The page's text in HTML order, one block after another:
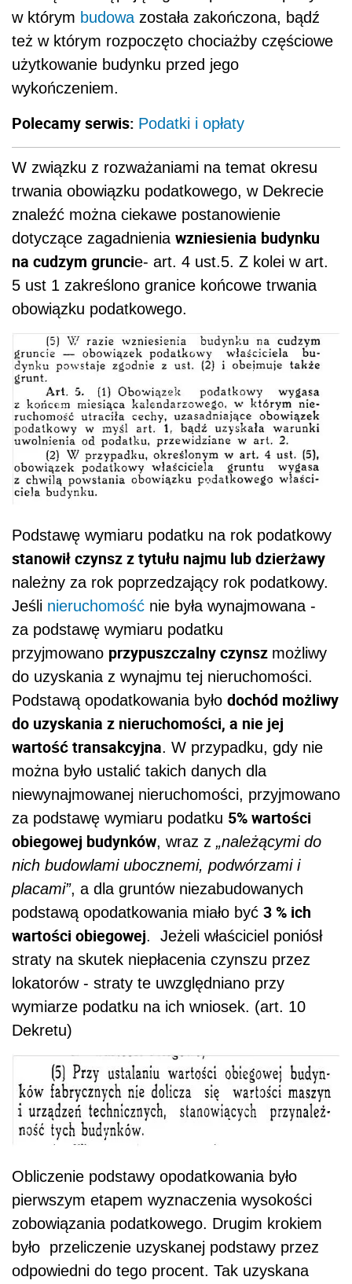
w którym budowa została zakończona, bądź
też w którym rozpoczęto chociażby częściowe
użytkowanie budynku przed jego
wykończeniem.
Polecamy serwis: Podatki i opłaty
W związku z rozważaniami na temat okresu
trwania obowiązku podatkowego, w Dekrecie
znaleźć można ciekawe postanowienie
dotyczące zagadnienia wzniesienia budynku
na cudzym gruncie- art. 4 ust.5. Z kolei w art.
5 ust 1 zakreślono granice końcowe trwania
obowiązku podatkowego.
Podstawę wymiaru podatku na rok podatkowy
stanowił czynsz z tytułu najmu lub dzierżawy
należny za rok poprzedzający rok podatkowy.
Jeśli nieruchomość nie była wynajmowana -
za podstawę wymiaru podatku
przyjmowano przypuszczalny czynsz możliwy
do uzyskania z wynajmu tej nieruchomości.
Podstawą opodatkowania było dochód możliwy
do uzyskania z nieruchomości, a nie jej
wartość transakcyjna. W przypadku, gdy nie
można było ustalić takich danych dla
niewynajmowanej nieruchomości, przyjmowano
za podstawę wymiaru podatku 5% wartości
obiegowej budynków, wraz z „należącymi do
nich budowlami ubocznemi, podwórzami i
placami”, a dla gruntów niezabudowanych
podstawą opodatkowania miało być 3 % ich
wartości obiegowej. Jeżeli właściciel poniósł
straty na skutek niepłacenia czynszu przez
lokatorów - straty te uwzględniano przy
wymiarze podatku na ich wniosek. (art. 10
Dekretu)
Obliczenie podstawy opodatkowania było
pierwszym etapem wyznaczenia wysokości
zobowiązania podatkowego. Drugim krokiem
było przeliczenie uzyskanej podstawy przez
odpowiedni do tego procent. Tak uzyskana